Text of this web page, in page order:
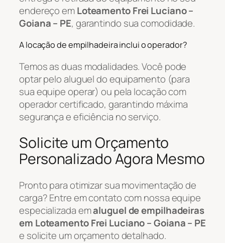
endereço emLoteamento Frei Luciano –
Goiana – PE, garantindo sua comodidade.
A locação de empilhadeira inclui o operador?
Temos as duas modalidades. Você pode
optar pelo aluguel do equipamento (para
sua equipe operar) ou pela locação com
operador certificado, garantindo máxima
segurança e eficiência no serviço.
Solicite um Orçamento
Personalizado Agora Mesmo
Pronto para otimizar sua movimentação de
carga? Entre em contato com nossa equipe
especializada emaluguel de empilhadeiras
em Loteamento Frei Luciano – Goiana – PE
e solicite um orçamento detalhado.